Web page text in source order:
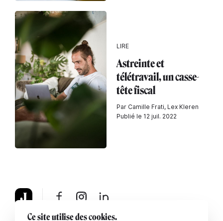
LIRE
Astreinte et
télétravail, un casse-
tête fiscal
Par Camille Frati, Lex Kleren
Publié le 12 juil. 2022
Ce site utilise des cookies.